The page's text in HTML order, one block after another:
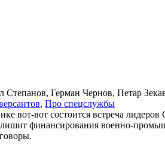
Степанов, Герман Чернов, Петар
, Про спец­служ­бы
вот-вот состоится встреча
финансирования военно-